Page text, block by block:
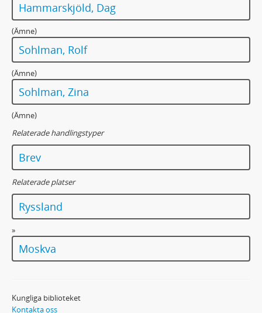
Hammarskjöld, Dag
(Ämne)
Sohlman, Rolf
(Ämne)
Sohlman, Zina
(Ämne)
Relaterade handlingstyper
Brev
Relaterade platser
Ryssland
»
Moskva
Kungliga biblioteket
Kontakta oss